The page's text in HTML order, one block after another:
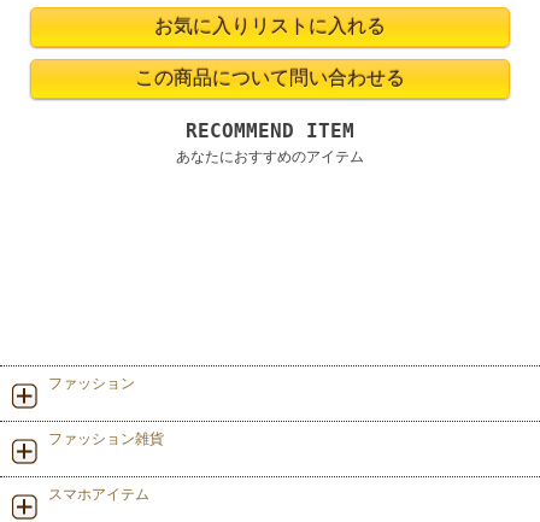
RECOMMEND ITEM
あなたにおすすめのアイテム
ファッション
ファッション雑貨
スマホアイテム